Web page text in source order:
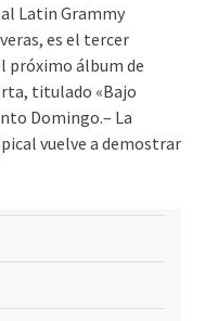
Latin Grammy
es el tercer
próximo álbum de
titulado «Bajo
Domingo.– La
vuelve a demostrar